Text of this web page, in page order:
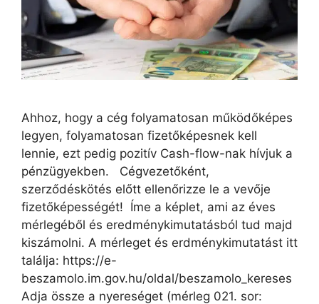
Ahhoz, hogy a cég folyamatosan működőképes
legyen, folyamatosan fizetőképesnek kell
lennie, ezt pedig pozitív Cash-flow-nak hívjuk a
pénzügyekben. Cégvezetőként,
szerződéskötés előtt ellenőrizze le a vevője
fizetőképességét! Íme a képlet, ami az éves
mérlegéből és eredménykimutatásból tud majd
kiszámolni. A mérleget és erdménykimutatást itt
találja: https://e-
beszamolo.im.gov.hu/oldal/beszamolo_kereses
Adja össze a nyereséget (mérleg 021. sor: